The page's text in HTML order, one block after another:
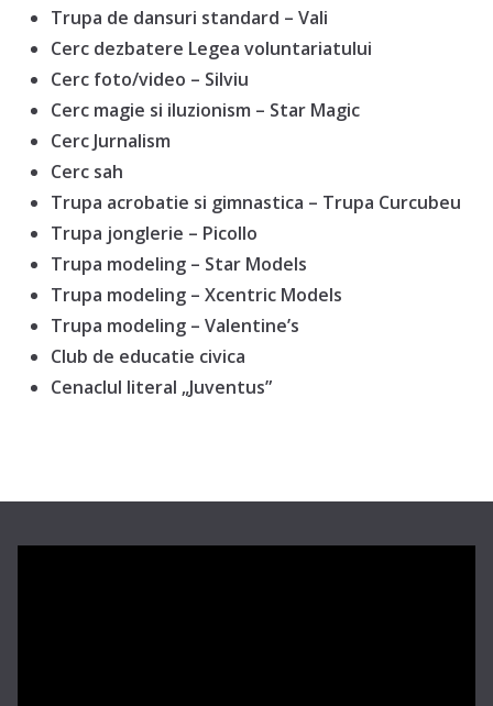
Trupa de dansuri standard – Vali
Cerc dezbatere Legea voluntariatului
Cerc foto/video – Silviu
Cerc magie si iluzionism – Star Magic
Cerc Jurnalism
Cerc sah
Trupa acrobatie si gimnastica – Trupa Curcubeu
Trupa jonglerie – Picollo
Trupa modeling – Star Models
Trupa modeling – Xcentric Models
Trupa modeling – Valentine’s
Club de educatie civica
Cenaclul literal „Juventus”